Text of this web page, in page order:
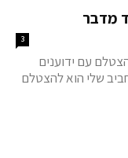
מדבר
3
עם ידוענים
שלי הוא להצטלם